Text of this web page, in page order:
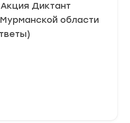
Диктант
области